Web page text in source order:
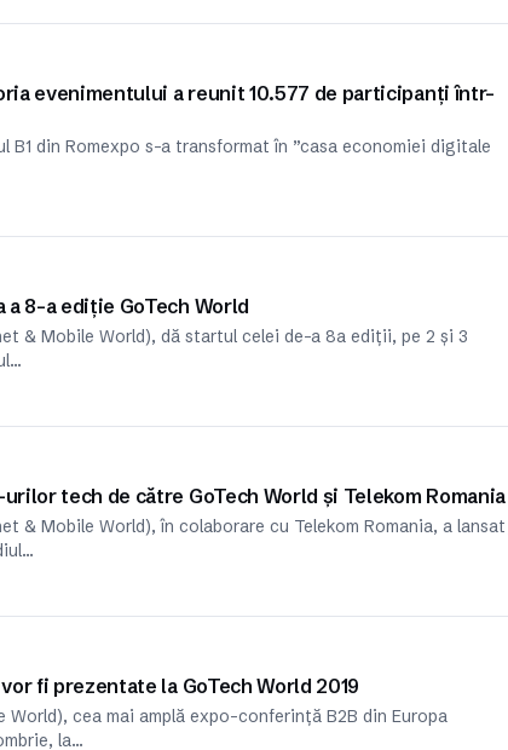
evenimentului a reunit 10.577 de participanți într-
B1 din Romexpo s-a transformat în ”casa economiei digitale
8-a ediție GoTech World
& Mobile World), dă startul celei de-a 8a ediții, pe 2 și 3
tech de către GoTech World și Telekom Romania
& Mobile World), în colaborare cu Telekom Romania, a
fi prezentate la GoTech World 2019
cea mai amplă expo-conferință B2B din Europa
la…